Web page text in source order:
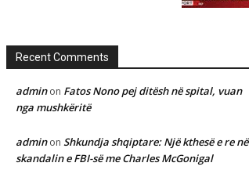
Recent Comments
adminon Fatos Nono pej ditësh në spital, vuan
nga mushkëritë
adminon Shkundja shqiptare: Një kthesë e re në
skandalin e FBI-së me Charles McGonigal